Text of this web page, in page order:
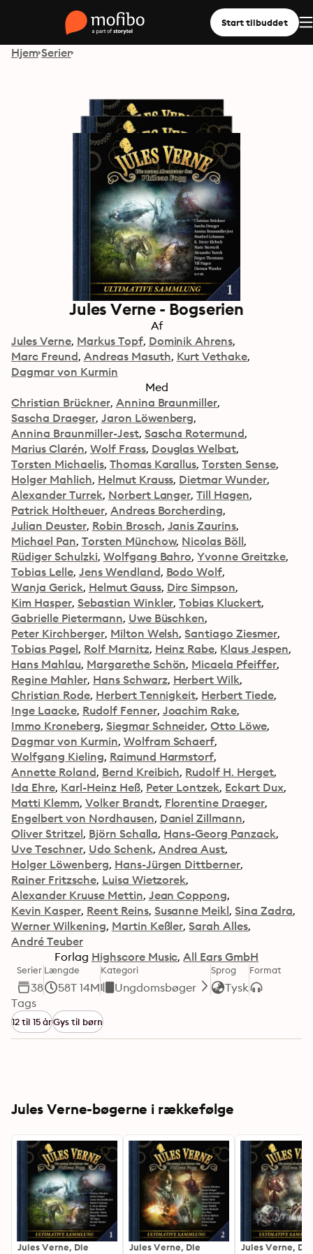
Start tilbuddet
Hjem Serier
Jules Verne - Bogserien
Af
Jules Verne Markus Topf Dominik Ahrens
Marc Freund Andreas Masuth Kurt Vethake
Dagmar von Kurmin
Med
Christian Brückner Annina Braunmiller
Sascha Draeger Jaron Löwenberg
Annina Braunmiller-Jest Sascha Rotermund
Marius Clarén Wolf Frass Douglas Welbat
Torsten Michaelis Thomas Karallus Torsten Sense
Holger Mahlich Helmut Krauss Dietmar Wunder
Alexander Turrek Norbert Langer Till Hagen
Patrick Holtheuer Andreas Borcherding
Julian Deuster Robin Brosch Janis Zaurins
Michael Pan Torsten Münchow Nicolas Böll
Rüdiger Schulzki Wolfgang Bahro Yvonne Greitzke
Tobias Lelle Jens Wendland Bodo Wolf
Wanja Gerick Helmut Gauss Dirc Simpson
Kim Hasper Sebastian Winkler Tobias Kluckert
Gabrielle Pietermann Uwe Büschken
Peter Kirchberger Milton Welsh Santiago Ziesmer
Tobias Pagel Rolf Marnitz Heinz Rabe Klaus Jespen
Hans Mahlau Margarethe Schön Micaela Pfeiffer
Regine Mahler Hans Schwarz Herbert Wilk
Christian Rode Herbert Tennigkeit Herbert Tiede
Inge Laacke Rudolf Fenner Joachim Rake
Immo Kroneberg Siegmar Schneider Otto Löwe
Dagmar von Kurmin Wolfram Schaerf
Wolfgang Kieling Raimund Harmstorf
Annette Roland Bernd Kreibich Rudolf H. Herget
Ida Ehre Karl-Heinz Heß Peter Lontzek Eckart Dux
Matti Klemm Volker Brandt Florentine Draeger
Engelbert von Nordhausen Daniel Zillmann
Oliver Stritzel Björn Schalla Hans-Georg Panzack
Uve Teschner Udo Schenk Andrea Aust
Holger Löwenberg Hans-Jürgen Dittberner
Rainer Fritzsche Luisa Wietzorek
Alexander Kruuse Mettin Jean Coppong
Kevin Kasper Reent Reins Susanne Meikl Sina Zadra
Werner Wilkening Martin Keßler Sarah Alles
André Teuber
Forlag Highscore Music All Ears GmbH
Serier
38
Længde
58T 14M
Kategori
Ungdomsbøger
Sprog
Tysk
Format
Tags
12 til 15 årGys til børn
Jules Verne-bøgerne i rækkefølge
Jules Verne, Die
Jules Verne, Die
Jules Verne, Die